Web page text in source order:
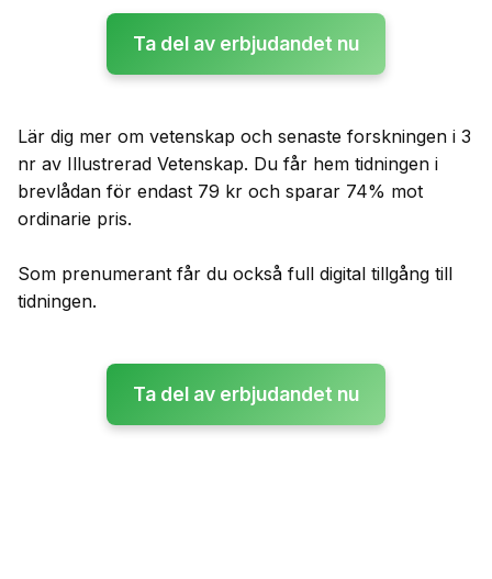
Ta del av erbjudandet nu
Lär dig mer om vetenskap och senaste forskningen i 3
nr av Illustrerad Vetenskap. Du får hem tidningen i
brevlådan för endast 79 kr och sparar 74% mot
ordinarie pris.
Som prenumerant får du också full digital tillgång till
tidningen.
Ta del av erbjudandet nu